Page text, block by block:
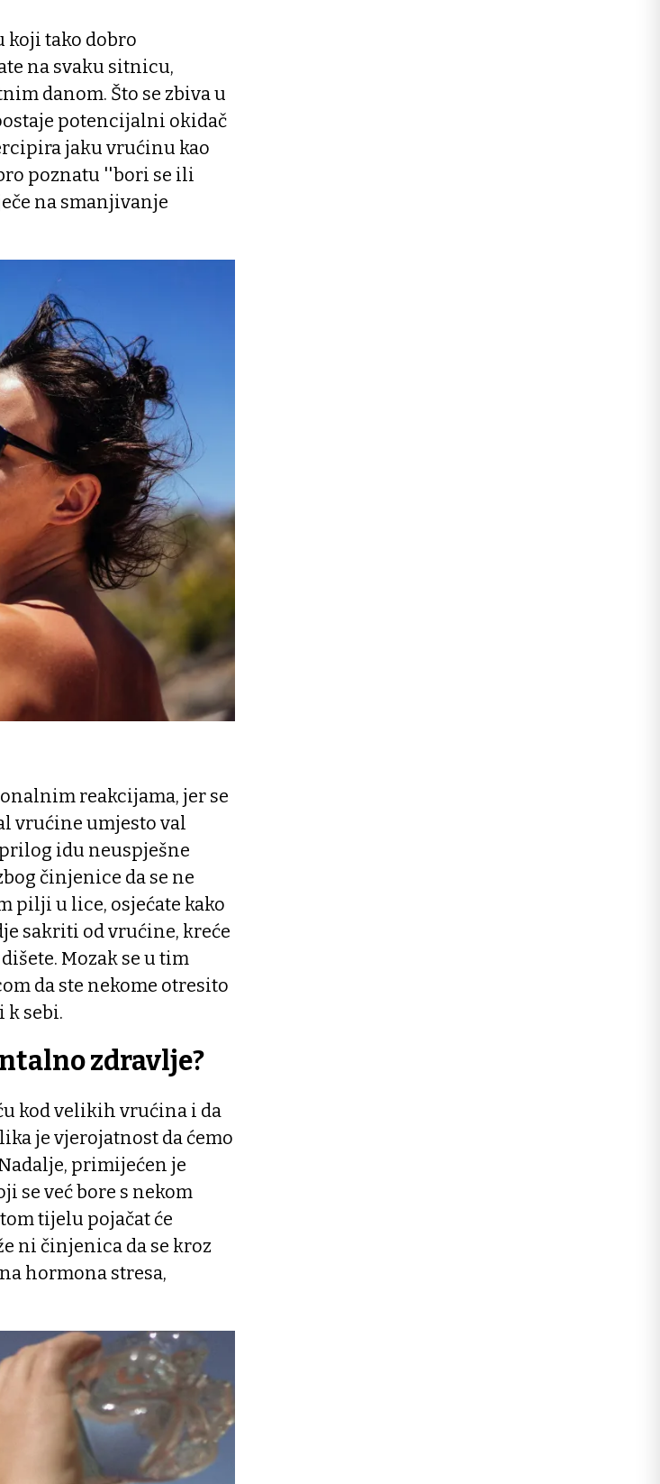
koji tako dobro
na svaku sitnicu,
danom. Što se zbiva u
potencijalni okidač
jaku vrućinu kao
poznatu ''bori se ili
na smanjivanje
reakcijama, jer se
vrućine umjesto val
idu neuspješne
činjenice da se ne
pilji u lice, osjećate kako
sakriti od vrućine, kreće
Mozak se u tim
da ste nekome otresito
sebi.
zdravlje?
kod velikih vrućina i da
je vjerojatnost da ćemo
primijećen je
se već bore s nekom
tijelu pojačat će
ni činjenica da se kroz
hormona stresa,